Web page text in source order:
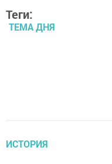
Теги:
ТЕМА ДНЯ
ИСТОРИЯ